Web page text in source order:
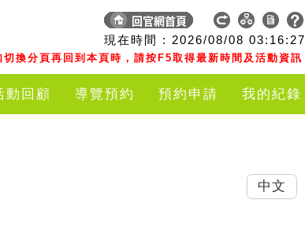
現在時間 : 2026/08/08 03:16:28
切換分頁再回到本頁時，請按F5取得最新時間及活動資訊
動回顧 導覽預約 預約申請 我的紀錄